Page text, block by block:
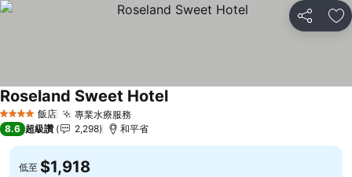
分享 加
4 星級 飯店 專業水療服務
Roseland Sweet Hotel查看價格
8.6 超級讚 2,298 和平省
低至 $1,918